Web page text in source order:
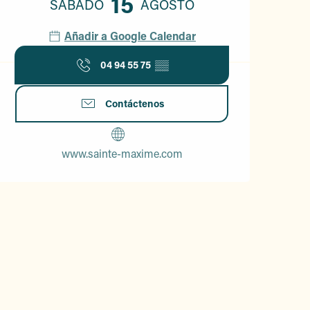
SÁBADO AGOSTO
Añadir a Google Calendar
04 94 55 75 ▒▒
Contáctenos
www.sainte-maxime.com